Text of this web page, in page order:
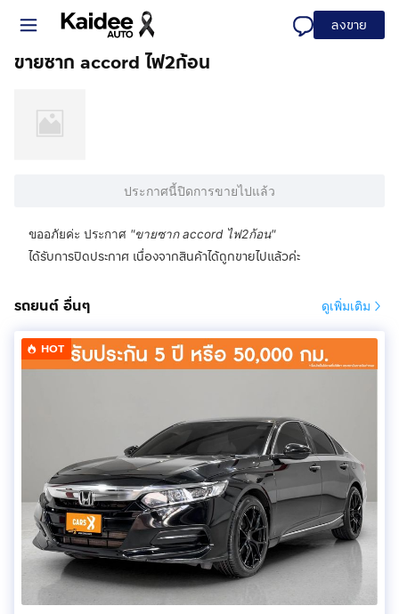
ลงขาย
ขายซาก accord ไฟ2ก้อน
ประกาศนี้ปิดการขายไปแล้ว
ขออภัยค่ะ ประกาศ "ขายซาก accord ไฟ2ก้อน"
ได้รับการปิดประกาศ เนื่องจากสินค้าได้ถูกขายไปแล้วค่ะ
รถยนต์ อื่นๆ ดูเพิ่มเติม
HOT